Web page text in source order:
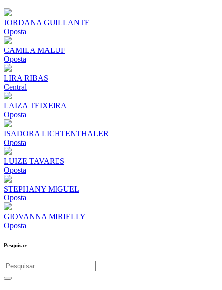
JORDANA GUILLANTE
Oposta
CAMILA MALUF
Oposta
LIRA RIBAS
Central
LAIZA TEIXEIRA
Oposta
ISADORA LICHTENTHALER
Oposta
LUIZE TAVARES
Oposta
STEPHANY MIGUEL
Oposta
GIOVANNA MIRIELLY
Oposta
Pesquisar